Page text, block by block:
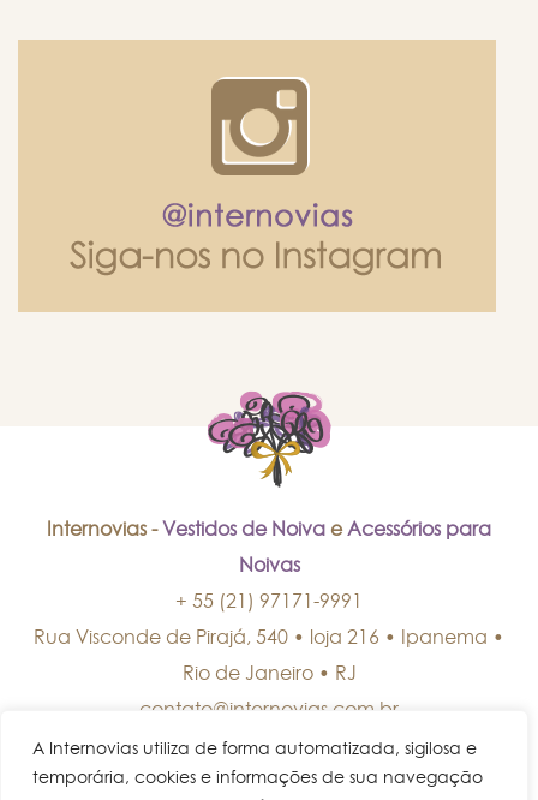
A Internovias utiliza de forma automatizada, sigilosa e
temporária, cookies e informações de sua navegação
Internovias - Vestidos de Noiva eAcessórios para
Noivas
+ 55 (21) 97171-9991
Rua Visconde de Pirajá, 540 • loja 216 • Ipanema •
Rio de Janeiro• RJ
contato@internovias.com.br